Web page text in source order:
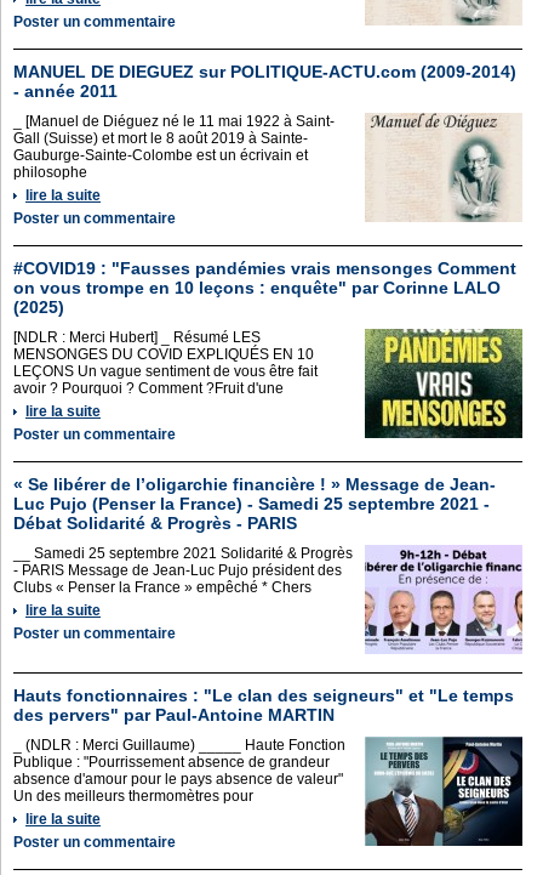
Poster un commentaire
MANUEL DE DIEGUEZ sur POLITIQUE-ACTU.com (2009-2014)
- année 2011
_ [Manuel de Diéguez né le 11 mai 1922 à Saint-
Gall (Suisse) et mort le 8 août 2019 à Sainte-
Gauburge-Sainte-Colombe est un écrivain et
philosophe
lire la suite
Poster un commentaire
#COVID19 : "Fausses pandémies vrais mensonges Comment
on vous trompe en 10 leçons : enquête" par Corinne LALO
(2025)
[NDLR : Merci Hubert] _ Résumé LES
MENSONGES DU COVID EXPLIQUÉS EN 10
LEÇONS Un vague sentiment de vous être fait
avoir ? Pourquoi ? Comment ?Fruit d'une
lire la suite
Poster un commentaire
« Se libérer de l’oligarchie financière ! » Message de Jean-
Luc Pujo (Penser la France) - Samedi 25 septembre 2021 -
Débat Solidarité & Progrès - PARIS
__ Samedi 25 septembre 2021 Solidarité & Progrès
- PARIS Message de Jean-Luc Pujo président des
Clubs « Penser la France » empêché * Chers
lire la suite
Poster un commentaire
Hauts fonctionnaires : "Le clan des seigneurs" et "Le temps
des pervers" par Paul-Antoine MARTIN
_ (NDLR : Merci Guillaume) _____ Haute Fonction
Publique : "Pourrissement absence de grandeur
absence d'amour pour le pays absence de valeur"
Un des meilleurs thermomètres pour
lire la suite
Poster un commentaire